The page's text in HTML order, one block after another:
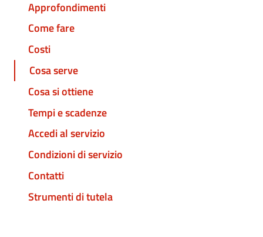
Approfondimenti
Come fare
Costi
Cosa serve
Cosa si ottiene
Tempi e scadenze
Accedi al servizio
Condizioni di servizio
Contatti
Strumenti di tutela